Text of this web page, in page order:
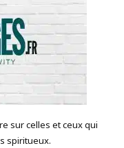
sur celles et ceux qui
spiritueux.